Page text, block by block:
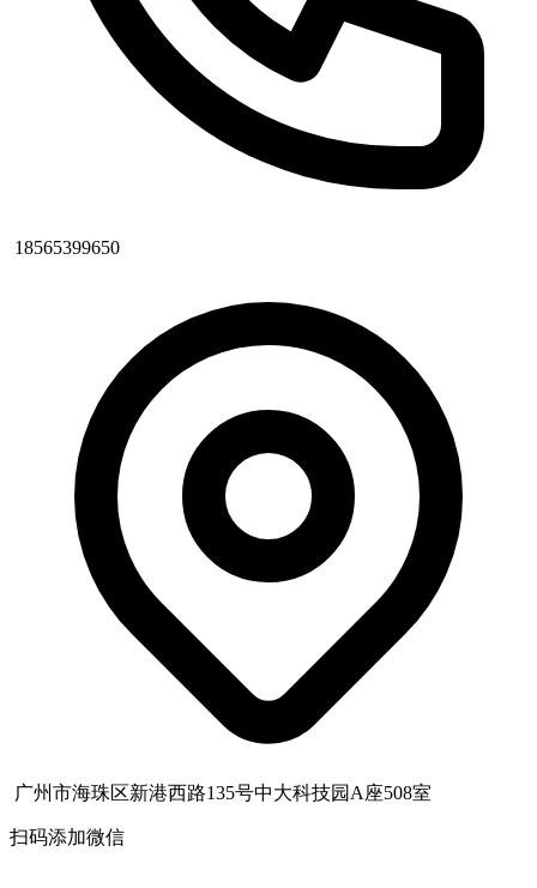
18565399650
广州市海珠区新港西路135号中大科技园A座508室
扫码添加微信